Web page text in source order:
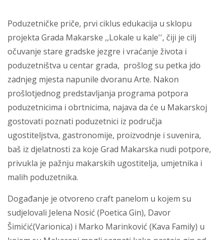
Poduzetničke priče, prvi ciklus edukacija u sklopu
projekta Grada Makarske ,,Lokale u kale'', čiji je cilj
očuvanje stare gradske jezgre i vraćanje života i
poduzetništva u centar grada, prošlog su petka jdo
zadnjeg mjesta napunile dvoranu Arte. Nakon
prošlotjednog predstavljanja programa potpora
poduzetnicima i obrtnicima, najava da će u Makarskoj
gostovati poznati poduzetnici iz područja
ugostiteljstva, gastronomije, proizvodnje i suvenira,
baš iz djelatnosti za koje Grad Makarska nudi potpore,
privukla je pažnju makarskih ugostitelja, umjetnika i
malih poduzetnika.
Događanje je otvoreno craft panelom u kojem su
sudjelovali Jelena Nosić (Poetica Gin), Davor
Šimićić(Varionica) i Marko Marinković (Kava Family) u